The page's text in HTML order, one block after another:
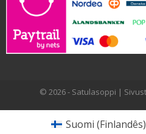
© 2026 - Satulasoppi |
Suomi (Finlandês)